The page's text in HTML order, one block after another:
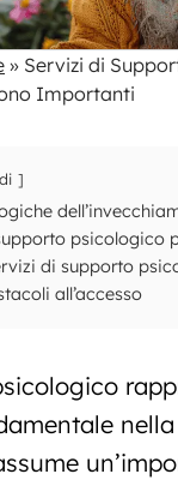
» Servizi di
Importanti
psicologico
di supporto
all’accesso